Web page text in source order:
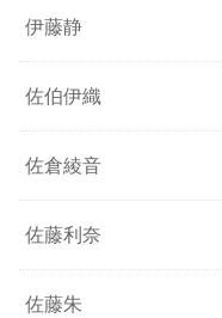
伊藤静
佐伯伊織
佐倉綾音
佐藤利奈
佐藤朱